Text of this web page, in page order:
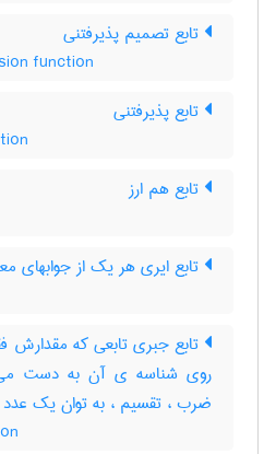
تابع تصمیم پذیرفتنی
function
تابع پذیرفتنی
تابع هم ارز
تابع ایری هر یک از جوابهای
تابع جبری تابعی که مقدارش
روی شناسه ی آن به دست
ضرب ، تقسیم ، به توان یک عدد